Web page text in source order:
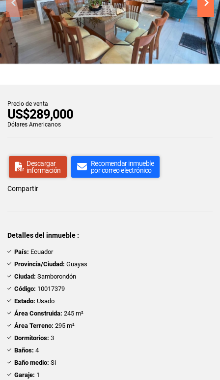
Precio de venta
US$289,000
Dólares Americanos
Descargar
información
Recomendar inmueble
por correo electrónico
Compartir
Detalles del inmueble :
País: Ecuador
Provincia/Ciudad: Guayas
Ciudad: Samborondón
Código: 10017379
Estado: Usado
Área Construida: 245 m²
Área Terreno: 295 m²
Dormitorios: 3
Baños: 4
Baño medio: Si
Garaje: 1